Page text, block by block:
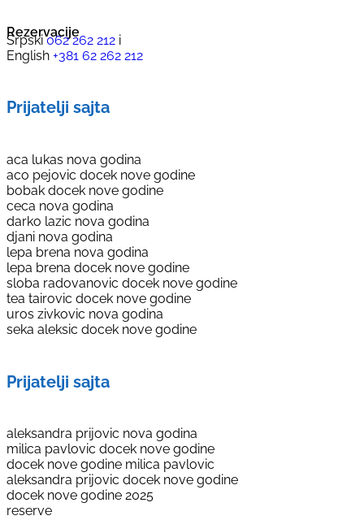
Rezervacije
Srpski062 262 212 i
English +381 62 262 212
Prijatelji sajta
aca lukas nova godina
aco pejovic docek nove godine
bobak docek nove godine
ceca nova godina
darko lazic nova godina
djani nova godina
lepa brena nova godina
lepa brena docek nove godine
sloba radovanovic docek nove godine
tea tairovic docek nove godine
uros zivkovic nova godina
seka aleksic docek nove godine
Prijatelji sajta
aleksandra prijovic nova godina
milica pavlovic docek nove godine
docek nove godine milica pavlovic
aleksandra prijovic docek nove godine
docek nove godine 2025
reserve